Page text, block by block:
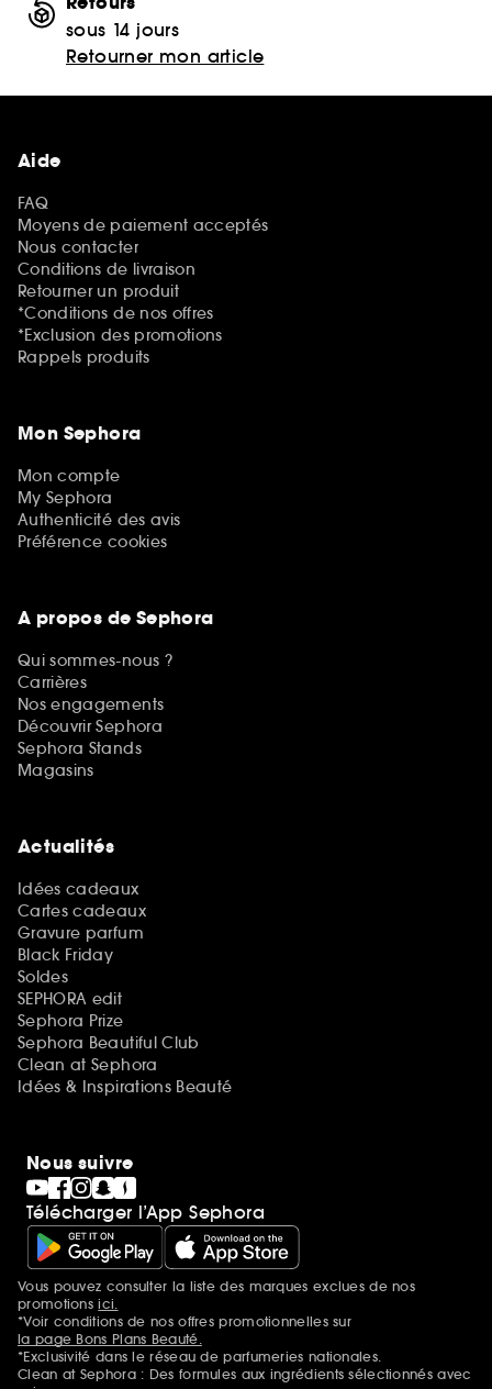
sous 14 jours
Retourner mon article
Aide
FAQ
Moyens de paiement acceptés
Nous contacter
Conditions de livraison
Retourner un produit
*Conditions de nos offres
*Exclusion des promotions
Rappels produits
Mon Sephora
Mon compte
My Sephora
Authenticité des avis
Préférence cookies
A propos de Sephora
Qui sommes-nous ?
Carrières
Nos engagements
Découvrir Sephora
Sephora Stands
Magasins
Actualités
Idées cadeaux
Cartes cadeaux
Gravure parfum
Black Friday
Soldes
SEPHORA edit
Sephora Prize
Sephora Beautiful Club
Clean at Sephora
Idées & Inspirations Beauté
Nous suivre
Télécharger l’App Sephora
Mentions additionnelles
Vous pouvez consulter la liste des marques exclues de nos
promotionsici.
*Voir conditions de nos offres promotionnelles sur
la page Bons Plans Beauté.
*Exclusivité dans le réseau de parfumeries nationales.
Clean at Sephora : Des formules aux ingrédients sélectionnés avec